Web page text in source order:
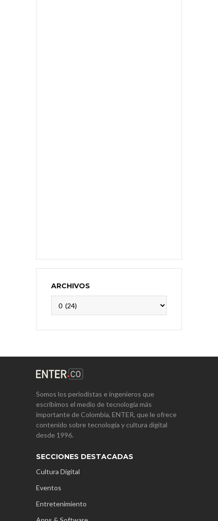
ARCHIVOS
Somos los periodistas e ingenieros que
escribimos el medio de tecnología más
importante de Colombia, ENTER, que le ofrece
contenido sobre tecnología y cultura digital
desde 1996.
SECCIONES DESTACADAS
Cultura Digital
Eventos
Entretenimiento